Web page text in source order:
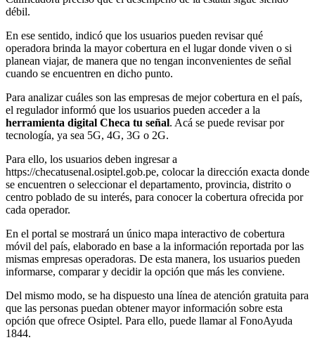
débil.
En ese sentido, indicó que los usuarios pueden revisar qué
operadora brinda la mayor cobertura en el lugar donde viven o si
planean viajar, de manera que no tengan inconvenientes de señal
cuando se encuentren en dicho punto.
Para analizar cuáles son las empresas de mejor cobertura en el país,
el regulador informó que los usuarios pueden acceder a la
herramienta digital Checa tu señal. Acá se puede revisar por
tecnología, ya sea 5G, 4G, 3G o 2G.
Para ello, los usuarios deben ingresar a
https://checatusenal.osiptel.gob.pe, colocar la dirección exacta donde
se encuentren o seleccionar el departamento, provincia, distrito o
centro poblado de su interés, para conocer la cobertura ofrecida por
cada operador.
En el portal se mostrará un único mapa interactivo de cobertura
móvil del país, elaborado en base a la información reportada por las
mismas empresas operadoras. De esta manera, los usuarios pueden
informarse, comparar y decidir la opción que más les conviene.
Del mismo modo, se ha dispuesto una línea de atención gratuita para
que las personas puedan obtener mayor información sobre esta
opción que ofrece Osiptel. Para ello, puede llamar al FonoAyuda
1844.